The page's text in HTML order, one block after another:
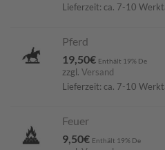
Lieferzeit: ca. 7-10
Pferd
19,50€ Enthält 19% De
zzgl. Versand
Lieferzeit: ca. 7-10
Feuer
9,50€ Enthält 19% De